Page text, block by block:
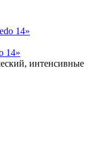
14»
интенсивные